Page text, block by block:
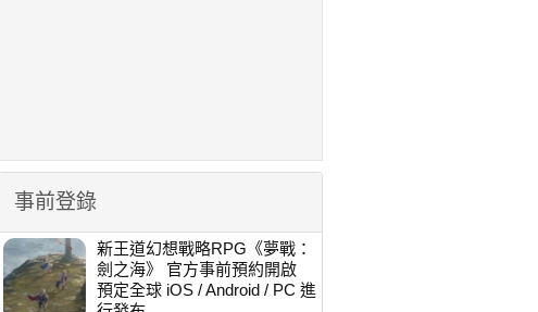
事前登錄
新王道幻想戰略RPG《夢戰：
劍之海》 官方事前預約開啟
預定全球 iOS / Android / PC 進